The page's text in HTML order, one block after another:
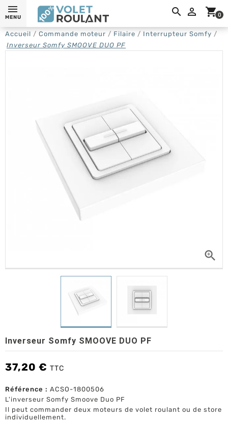
 shopping_cart0
MENU
Accueil Commande moteur Filaire
Interrupteur Somfy
Inverseur Somfy SMOOVE DUO PF

Inverseur Somfy SMOOVE DUO PF
37,20 € TTC
Référence : ACSO-1800506
L'inverseur Somfy Smoove Duo PF
Il peut commander deux moteurs de volet roulant ou de store
individuellement.